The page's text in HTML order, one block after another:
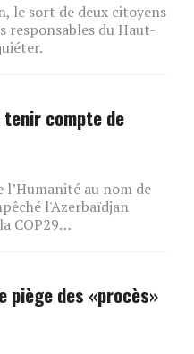
le sort de deux citoyens
responsables du Haut-
tenir compte de
au nom de
l'Azerbaïdjan
COP29…
piège des «procès»